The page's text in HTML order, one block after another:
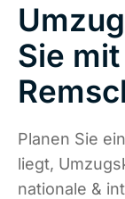
Sie
Planen Sie
liegt,
nationale &